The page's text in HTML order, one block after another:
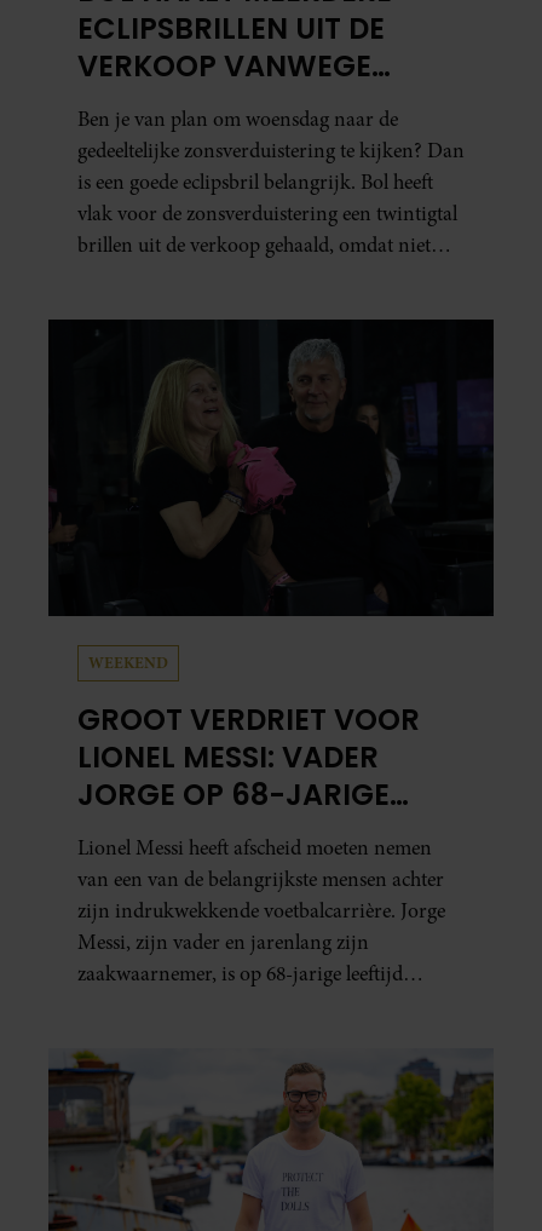
ECLIPSBRILLEN UIT DE
VERKOOP VANWEGE
TWIJFELS OVER VEILIGHEID
Ben je van plan om woensdag naar de
gedeeltelijke zonsverduistering te kijken? Dan
is een goede eclipsbril belangrijk. Bol heeft
vlak voor de zonsverduistering een twintigtal
brillen uit de verkoop gehaald, omdat niet
WEEKEND
GROOT VERDRIET VOOR
LIONEL MESSI: VADER
JORGE OP 68-JARIGE
LEEFTIJD OVERLEDEN
Lionel Messi heeft afscheid moeten nemen
van een van de belangrijkste mensen achter
zijn indrukwekkende voetbalcarrière. Jorge
Messi, zijn vader en jarenlang zijn
zaakwaarnemer, is op 68-jarige leeftijd